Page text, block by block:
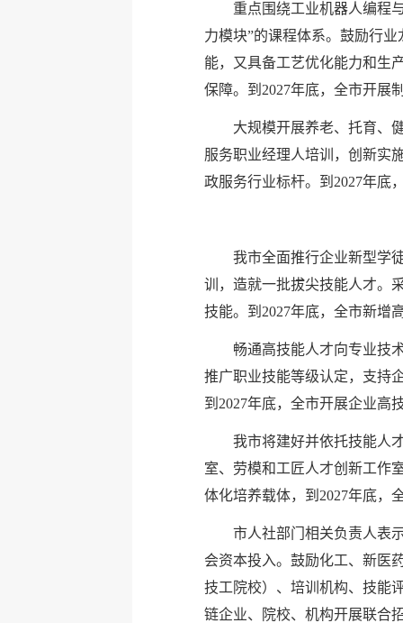
重点围绕工业机器人编程
力模块”的课程体系。鼓励行
能，又具备工艺优化能力和生
保障。到2027年底，全市开展
大规模开展养老、托育、
服务职业经理人培训，创新实
政服务行业标杆。到2027年底
我市全面推行企业新型学
训，造就一批拔尖技能人才。
技能。到2027年底，全市新增
畅通高技能人才向专业技
推广职业技能等级认定，支持
到2027年底，全市开展企业高
我市将建好并依托技能人
室、劳模和工匠人才创新工作
体化培养载体，到2027年底，
市人社部门相关负责人表
会资本投入。鼓励化工、新医
技工院校）、培训机构、技能
链企业、院校、机构开展联合